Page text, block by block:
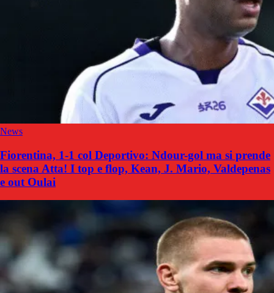
News
Fiorentina, 1-1 col Deportivo: Ndour-gol ma si prende
la scena Atta! I top e flop, Kean, J. Mario, Valdepenas
e out Oulai